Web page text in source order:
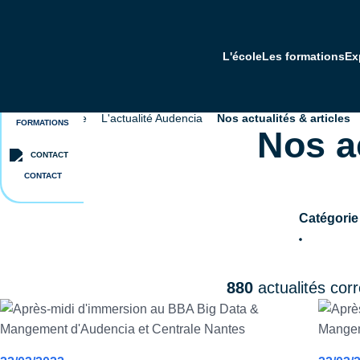
L'écoleLes formations
FORMATIONS
CONTACT
Accueil L'école L'actualité Audencia Nos actualités & articles
Nos
Catégorie
880 actualités